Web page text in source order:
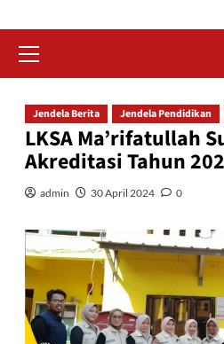
Jendela Berita Jendela Pendidikan
LKSA Ma’rifatullah
Akreditasi Tahun
admin 30 April 2024 0